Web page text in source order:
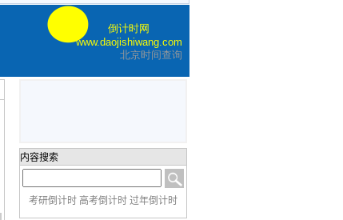
内容搜索
考研倒计时 高考倒计时 过年倒计时